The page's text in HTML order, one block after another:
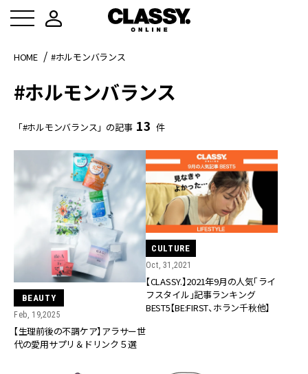
HOME #ホルモンバランス
#ホルモンバランス
「#ホルモンバランス」の記事 13 件
BEAUTY
Feb, 19,2025
【生理前後の不調ケア】アラサー世
代の愛用サプリ＆ドリンク５選
CULTURE
Oct, 31,2021
【CLASSY.】2021年9月の人気「ライ
フスタイル」記事ランキング
BEST5【BE:FIRST、ホラン千秋他】